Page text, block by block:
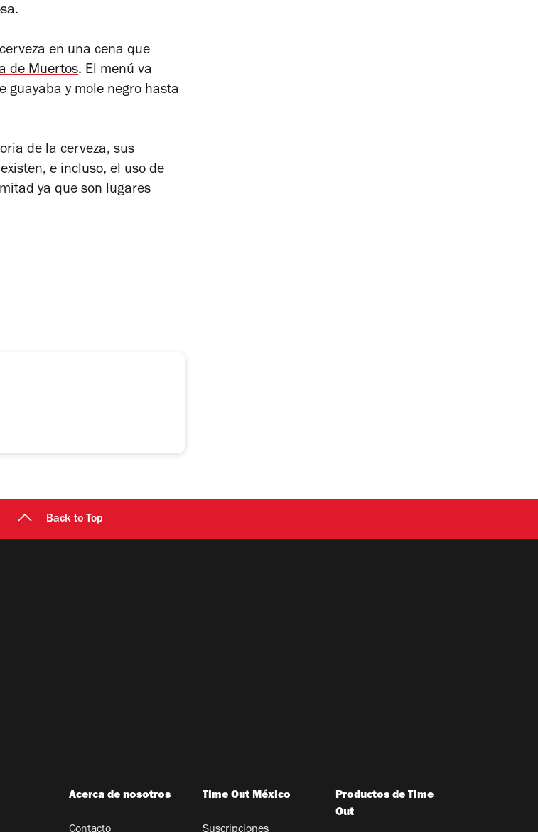
en una cena que
de Muertos. El menú va
guayaba y mole negro hasta
de la cerveza, sus
e incluso, el uso de
ya que son lugares
Back to Top
Acerca de nosotros Time Out México
Productos de Time
Out